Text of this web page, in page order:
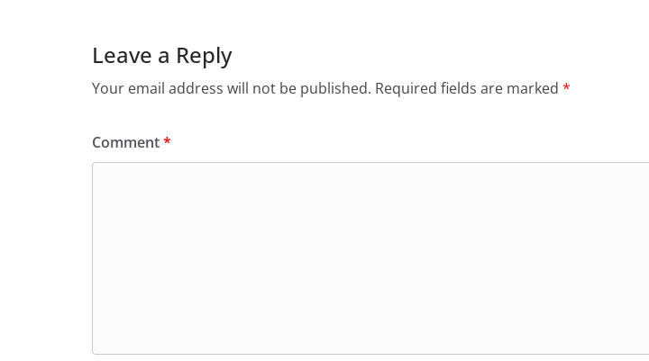
Leave a Reply
Your email address will not be published. Required fields are marked *
Comment*